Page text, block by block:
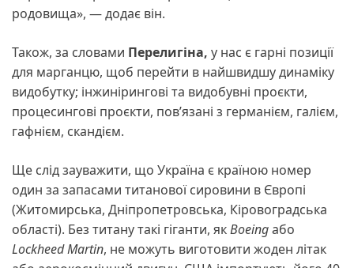
родовища», — додає він.
Також, за словами Перелигіна, у нас є гарні позиції
для марганцю, щоб перейти в найшвидшу динаміку
видобутку; інжинірингові та видобувні проєкти,
процесингові проєкти, пов’язані з германієм, галієм,
гафнієм, скандієм.
Ще слід зауважити, що Україна є країною номер
один за запасами титанової сировини в Європі
(Житомирська, Дніпропетровська, Кіровоградська
області). Без титану такі гіганти, якBoeingабо
Lockheed Martin, не можуть виготовити жоден літак